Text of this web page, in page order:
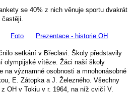
se 40% z nich věnuje sportu dvakrát
častěji.
Foto Prezentace - historie OH
setkání v Břeclavi. Školy představily
olympijské vítěze. Žáci naší školy
na významné osobnosti a mnohonásobné
E. Zátopka a J. Železného. Všechny
OH v Tokiu v r. 1964, na níž cvičí V.